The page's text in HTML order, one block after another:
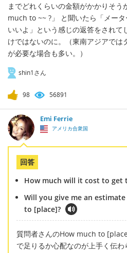
までどれくらいの金額がかかりそ
much to ~~ ?」 と聞いたら「メー
いいよ」という感じの返答をされて
けではないのに。（東南アジアでは
が必要な場合も多い。）
shin1さん
98 56891
Emi Ferrie
アメリカ合衆国
回答
How much will it cost to get
Will you give me an
to [place]?
質問者さんのHow much to
で足りるか心配なのが上手く伝わ